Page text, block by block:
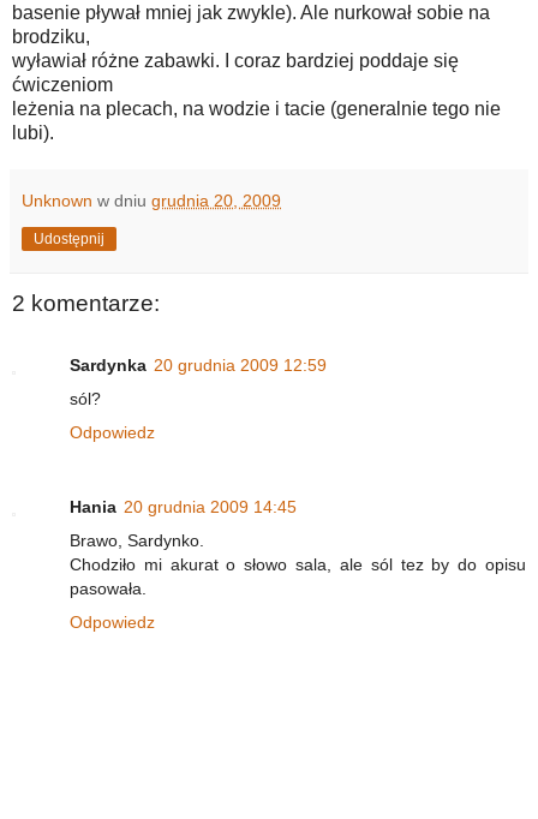
basenie pływał mniej jak zwykle). Ale nurkował sobie na
brodziku,
wyławiał różne zabawki. I coraz bardziej poddaje się
ćwiczeniom
leżenia na plecach, na wodzie i tacie (generalnie tego nie
lubi).
Unknown w dniu grudnia 20, 2009
Udostępnij
2 komentarze:
Sardynka 20 grudnia 2009 12:59
sól?
Odpowiedz
Hania 20 grudnia 2009 14:45
Brawo, Sardynko.
Chodziło mi akurat o słowo sala, ale sól tez by do opisu
pasowała.
Odpowiedz